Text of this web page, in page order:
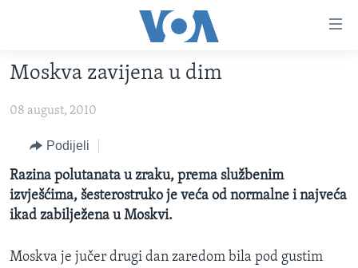
glavni
Pređi
navigaciju
Idi
na
VIDEO
FOTOGRAFIJE DANA
VIJESTI
SJEDINJENE AMERIČKE DRŽAVE
SVIJET
NAUKA I TEHNOLOGIJA
SPECIJALNI PROJEKTI
KORUPCIJA
Moskva zavijena u dim
08 august, 2010
Podijeli
Razina polutanata u zraku, prema službenim
izvješćima, šesterostruko je veća od normalne i najveća
ikad zabilježena u Moskvi.
Moskva je jučer drugi dan zaredom bila pod gustim